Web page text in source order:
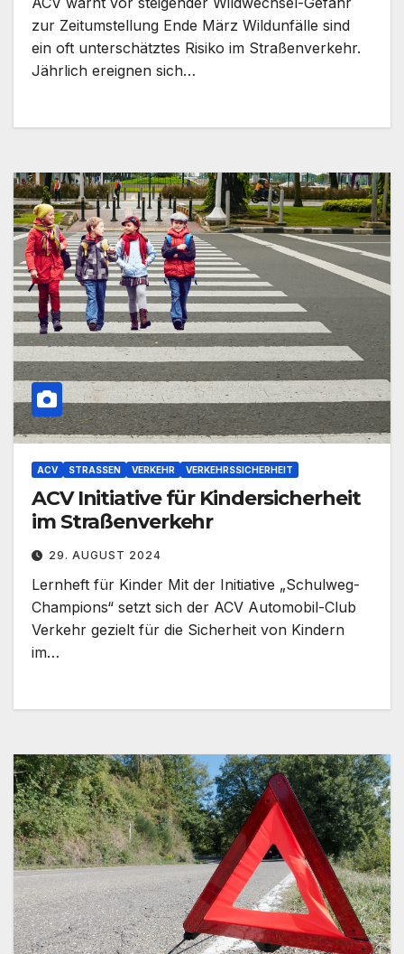
zur Zeitumstellung Ende März Wildunfälle sind
ein oft unterschätztes Risiko im Straßenverkehr.
Jährlich ereignen sich…
ACV STRASSEN VERKEHR VERKEHRSSICHERHEIT
ACV Initiative für Kindersicherheit
im Straßenverkehr
29. AUGUST 2024
Lernheft für Kinder Mit der Initiative „Schulweg-
Champions“ setzt sich der ACV Automobil-Club
Verkehr gezielt für die Sicherheit von Kindern
im…